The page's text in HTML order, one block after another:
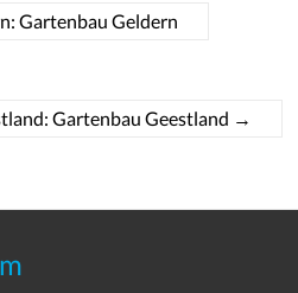
Gartenbau Geldern
Gartenbau Geestland →